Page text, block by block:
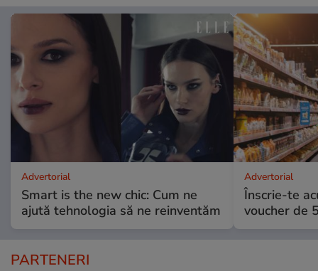
Advertorial
Smart is the new chic: Cum ne
ajută tehnologia să ne reinventăm
Advertorial
Înscrie-te
voucher de
PARTENERI